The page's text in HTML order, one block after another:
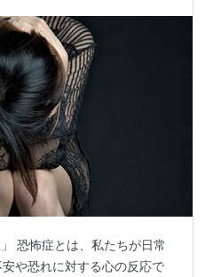
恐怖症とは、私たちが日常
や恐れに対する心の反応で